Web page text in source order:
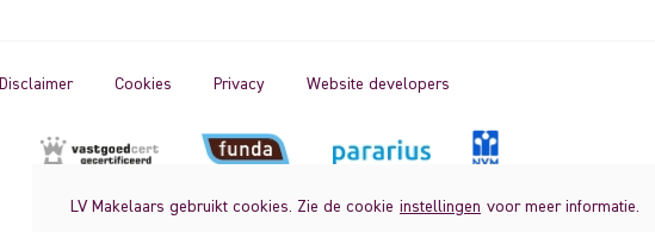
LV Makelaars gebruikt cookies. Zie de cookie instellingen voor meer informatie.
Disclaimer Cookies Privacy Website developers